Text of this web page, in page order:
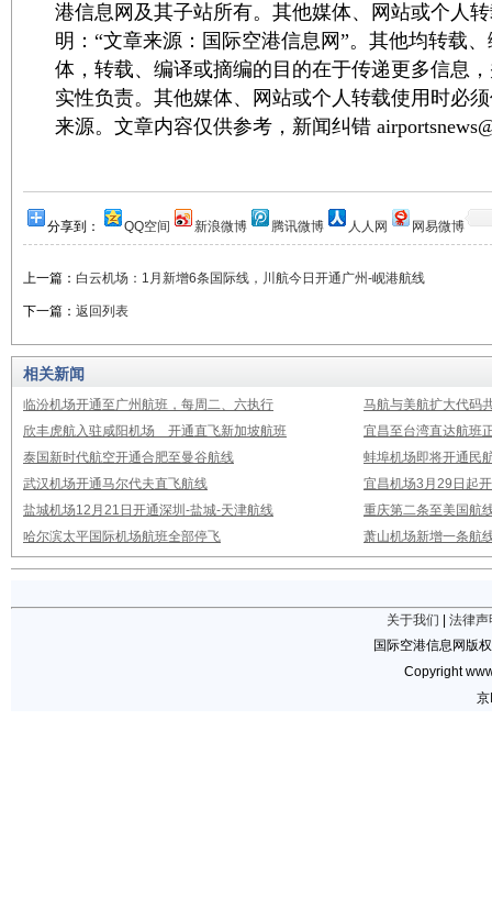
港信息网及其子站所有。其他媒体、网站或个人
明：“文章来源：国际空港信息网”。其他均转载
体，转载、编译或摘编的目的在于传递更多信息
实性负责。其他媒体、网站或个人转载使用时必
来源。文章内容仅供参考，新闻纠错
分享到： QQ空间 新浪微博 腾讯微博 人人网 网易微博
上一篇： 白云机场：1月新增6条国际线，川航今日开通广州-岘港航线
下一篇： 返回列表
相关新闻
临汾机场开通至广州航班，每周二、六执行
马航与美航扩大代码
欣丰虎航入驻咸阳机场 开通直飞新加坡航班
宜昌至台湾直达航班
泰国新时代航空开通合肥至曼谷航线
蚌埠机场即将开通民
武汉机场开通马尔代夫直飞航线
宜昌机场3月29日起
盐城机场12月21日开通深圳-盐城-天津航线
重庆第二条至美国航
哈尔滨太平国际机场航班全部停飞
萧山机场新增一条航
关于我们
法律声
国际空港信息网版
Copyright